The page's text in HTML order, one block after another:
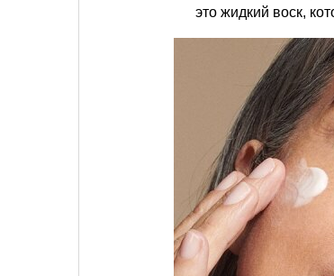
это жидкий воск,